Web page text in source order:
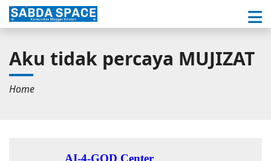
Aku tidak percaya MUJIZAT
Home